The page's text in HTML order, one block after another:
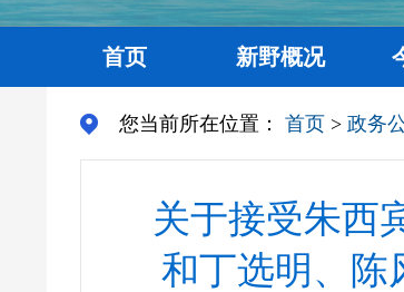
首页 新野概况
您当前所在位置： 首页 > 政务
关于接受朱西
和丁选明、陈